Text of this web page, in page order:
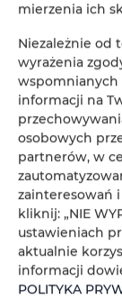
W
dodatkowa
Do obiektu
Sprzedaż
W momencie
ważnego
specjalne
dostępności, a
mierzenia ich
Niezależnie od
wyrażenia
informacji na
osobowych
partnerów, w
zainteresowań
kliknij: „NIE
ustawieniach
aktualnie
informacji
POLITYKA